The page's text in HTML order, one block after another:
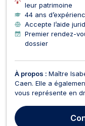
leur patrimoine
44 ans
Accepte l’aide
Premier rendez-
dossier
À propos : Maître
Caen. Elle a
vous représente en
spécialisation en
ROCHE est un